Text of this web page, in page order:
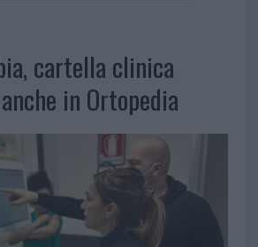
cartella clinica
in Ortopedia